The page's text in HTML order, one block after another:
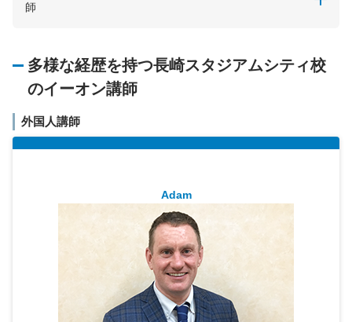
師
多様な経歴を持つ長崎スタジアムシティ校
のイーオン講師
外国人講師
Adam